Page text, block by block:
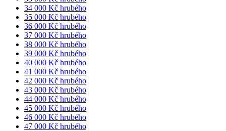
34 000 Kč hrubého
35 000 Kč hrubého
36 000 Kč hrubého
37 000 Kč hrubého
38 000 Kč hrubého
39 000 Kč hrubého
40 000 Kč hrubého
41 000 Kč hrubého
42 000 Kč hrubého
43 000 Kč hrubého
44 000 Kč hrubého
45 000 Kč hrubého
46 000 Kč hrubého
47 000 Kč hrubého